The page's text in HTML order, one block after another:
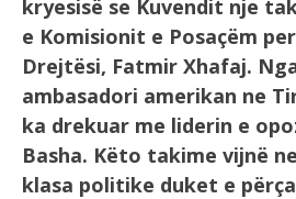
kryesisë se Kuvendit nje
e Komisionit e Posaçëm
Drejtësi, Fatmir Xhafaj.
ambasadori amerikan ne
ka drekuar me liderin e
Basha. Këto takime vijnë
klasa politike duket e